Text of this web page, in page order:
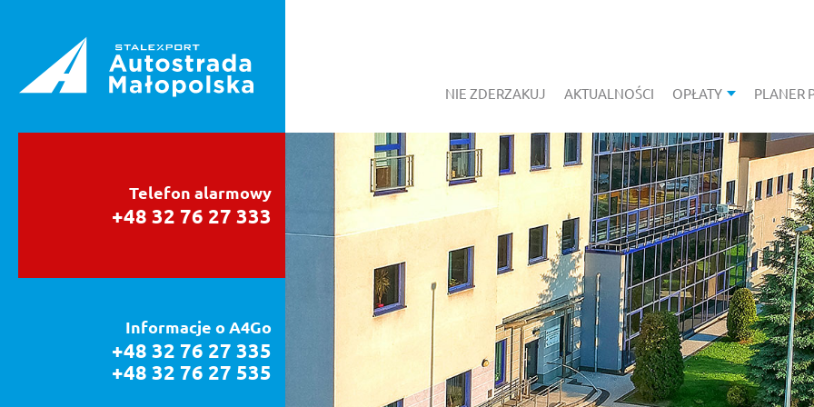
NIE ZDERZAKUJ AKTUALNOŚCI POKAŻ
OPŁATY PLANER
Telefon alarmowy
+48 32 76 27 333
Informacje o A4Go
+48 32 76 27 335
+48 32 76 27 535